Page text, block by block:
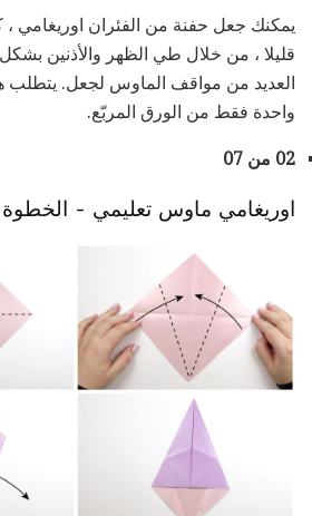
يمكنك جعل حفنة من الفئران
قليلا ، من خلال طي الظهر والأذنين
العديد من مواقف الماوس لجعل. يتطلب
واحدة فقط من الورق المربّع.
02 من 07
اوريغامي ماوس تعليمي - الخطوة 1